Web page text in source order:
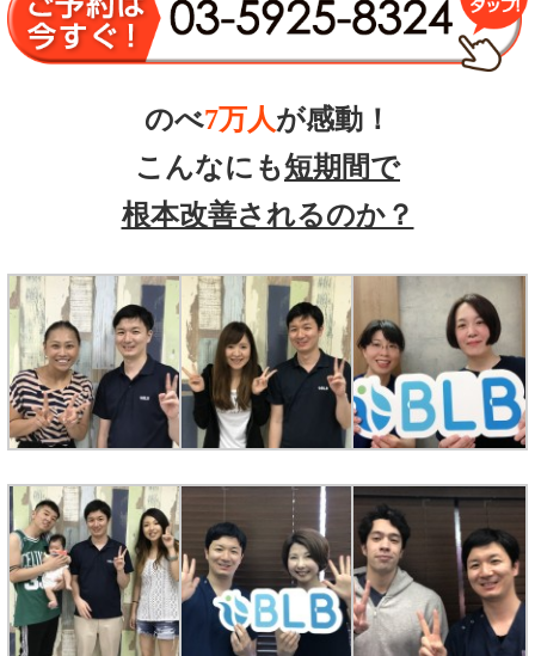
のべ7万人が感動！
こんなにも短期間で
根本改善されるのか？